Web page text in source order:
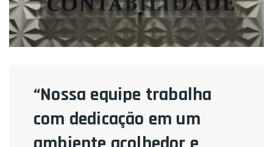
“Nossa equipe trabalha
com dedicação em um